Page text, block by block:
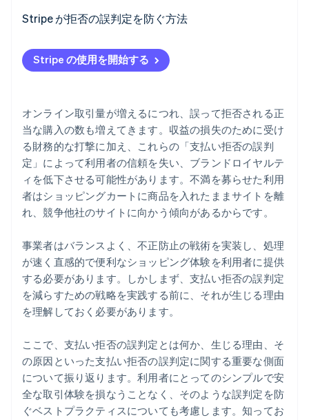
Stripe Sessions 2026
Stripe が AI の経済インフラをどのように構築しているかを
こちらをご覧ください
Stripe が拒否の誤判定を防ぐ方法
Stripe の使用を開始する
オンライン取引量が増えるにつれ、誤って拒否される正
当な購入の数も増えてきます。収益の損失のために受け
る財務的な打撃に加え、これらの「支払い拒否の誤判
定」によって利用者の信頼を失い、ブランドロイヤルテ
ィを低下させる可能性があります。不満を募らせた利用
者はショッピングカートに商品を入れたままサイトを離
れ、競争他社のサイトに向かう傾向があるからです。
事業者はバランスよく、不正防止の戦術を実装し、処理
が速く直感的で便利なショッピング体験を利用者に提供
する必要があります。しかしまず、支払い拒否の誤判定
を減らすための戦略を実践する前に、それが生じる理由
を理解しておく必要があります。
ここで、支払い拒否の誤判定とは何か、生じる理由、そ
の原因といった支払い拒否の誤判定に関する重要な側面
について振り返ります。利用者にとってのシンプルで安
全な取引体験を損なうことなく、そのような誤判定を防
ぐベストプラクティスについても考慮します。知ってお